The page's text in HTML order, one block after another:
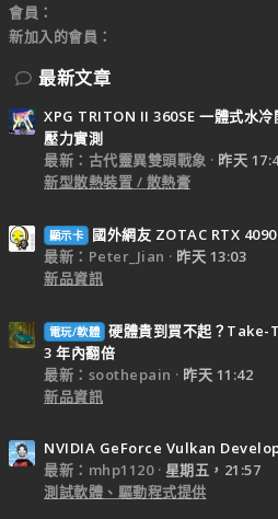
會員
新加入的會員
最新文章
XPG TRITON II 360SE 一體式水
壓力實測
最新：古代靈異雙頭戰象
昨天
新型散熱裝置 / 散熱膏
顯示卡
國外網友 ZOTAC RTX
最新：Peter_Jian
昨天 13:03
新品資訊
電玩/軟體 硬體貴到買不起？Take-
3 年內翻倍
最新：soothepain
昨天 11:42
新品資訊
NVIDIA GeForce Vulkan
最新：mhp1120
星期五，21:57
測試軟體、驅動程式提供